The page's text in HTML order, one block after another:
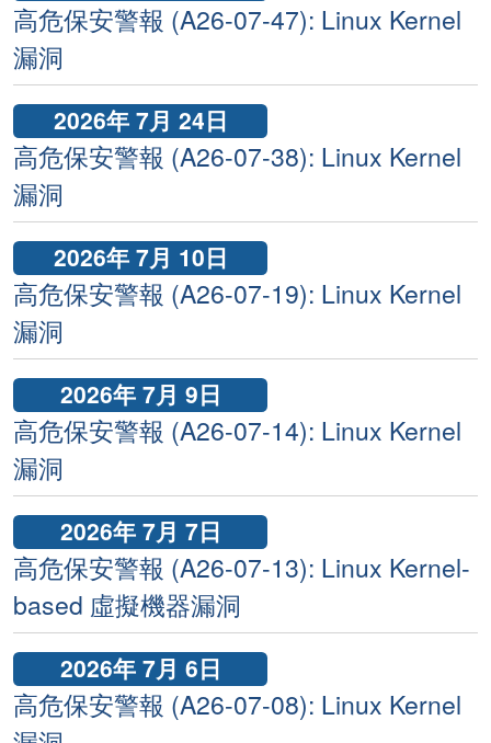
高危保安警報 (A26-07-47): Linux Kernel
漏洞
2026年 7月 24日
高危保安警報 (A26-07-38): Linux Kernel
漏洞
2026年 7月 10日
高危保安警報 (A26-07-19): Linux Kernel
漏洞
2026年 7月 9日
高危保安警報 (A26-07-14): Linux Kernel
漏洞
2026年 7月 7日
高危保安警報 (A26-07-13): Linux Kernel-
based 虛擬機器漏洞
2026年 7月 6日
高危保安警報 (A26-07-08): Linux Kernel